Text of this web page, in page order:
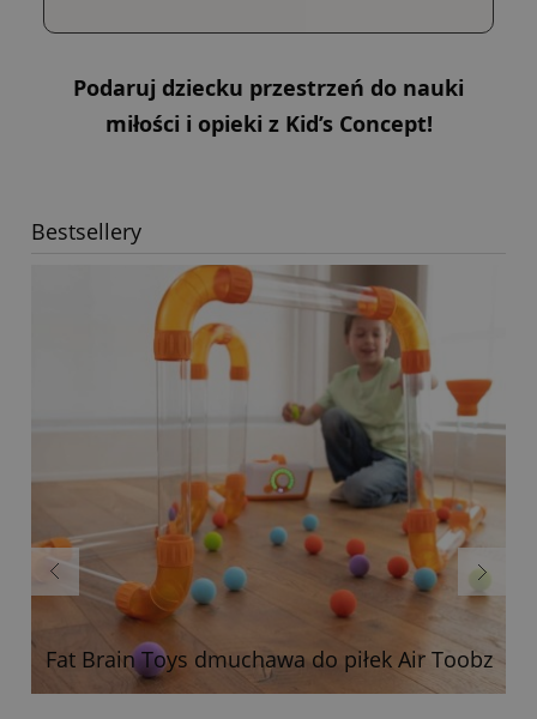
Podaruj dziecku przestrzeń do nauki
miłości i opieki z Kid’s Concept!
Bestsellery
Fat Brain Toys dmuchawa do piłek Air Toobz